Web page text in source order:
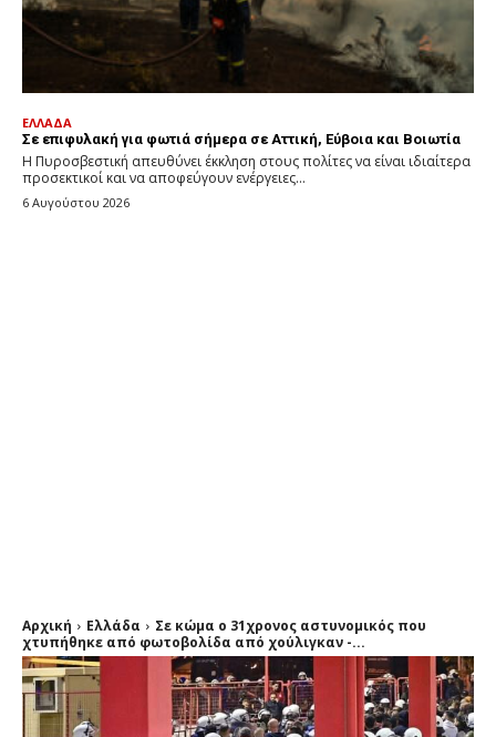
ΕΛΛΑΔΑ
Σε επιφυλακή για φωτιά σήμερα σε Αττική, Εύβοια και Βοιωτία
Η Πυροσβεστική απευθύνει έκκληση στους πολίτες να είναι ιδιαίτερα
προσεκτικοί και να αποφεύγουν ενέργειες...
6 Αυγούστου 2026